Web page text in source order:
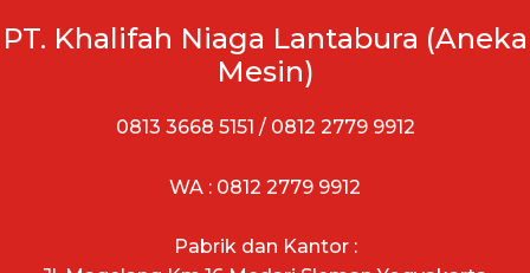
PT. Khalifah Niaga Lantabura (Aneka
Mesin)
0813 3668 5151 / 0812 2779 9912
WA : 0812 2779 9912
Pabrik dan Kantor :